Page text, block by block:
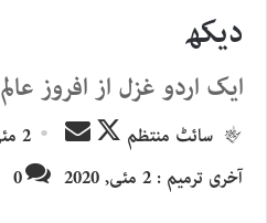
دیکھ
ایک اردو غزل از افروز عالم
سائٹ منتظم
Follow
X
Send
email
2 مئی, 2020
آخری ترمیم : 2 مئی, 2020
0